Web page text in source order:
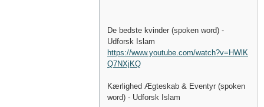
De bedste kvinder (spoken word) -
Udforsk Islam
https://www.youtube.com/watch?v=HWlK
Q7NXjKQ
Kærlighed Ægteskab & Eventyr (spoken
word) - Udforsk Islam